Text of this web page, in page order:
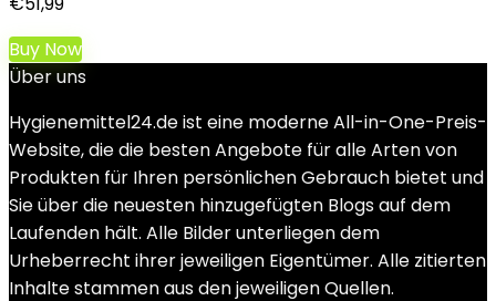
Buy Now
Über uns
Hygienemittel24.de ist eine moderne All-in-One-Preis-
Website, die die besten Angebote für alle Arten von
Produkten für Ihren persönlichen Gebrauch bietet und
Sie über die neuesten hinzugefügten Blogs auf dem
Laufenden hält. Alle Bilder unterliegen dem
Urheberrecht ihrer jeweiligen Eigentümer. Alle zitierten
Inhalte stammen aus den jeweiligen Quellen.